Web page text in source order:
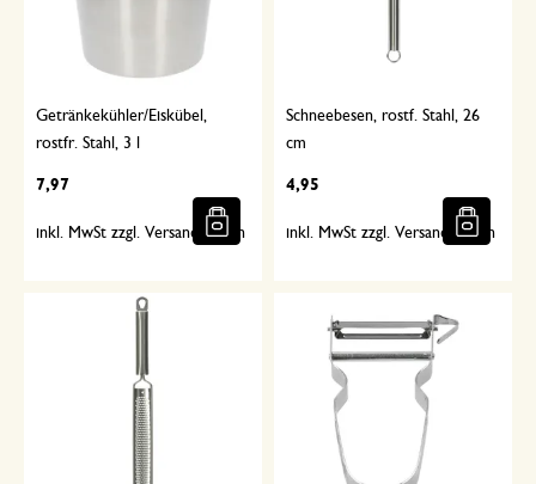
Getränkekühler/Eiskübel,
rostfr. Stahl, 3 l
7,97
inkl. MwSt zzgl. Versandkosten
Schneebesen, rostf. Stahl, 26
cm
4,95
inkl. MwSt zzgl. Versandkosten